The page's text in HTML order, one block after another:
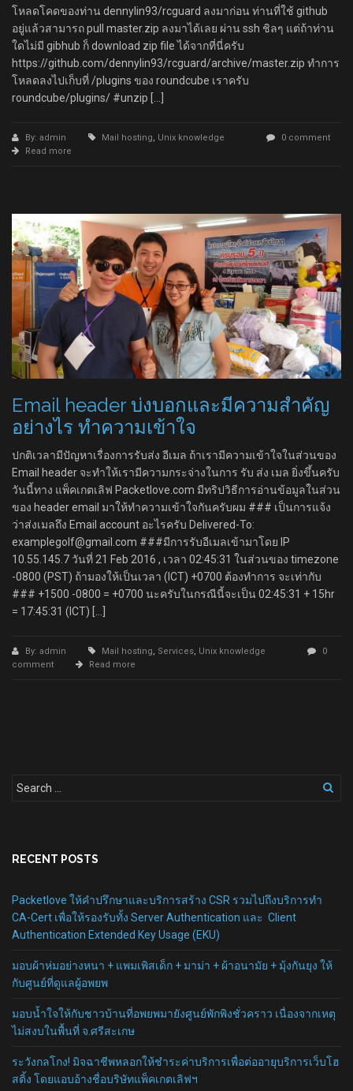
โหลดโคดของท่าน dennylin93/rcguard ลงมาก่อน ท่านที่ใช้ github
อยู่แล้วสามารถ pull master.zip ลงมาได้เลย ผ่าน ssh ชิลๆ แต่ถ้าท่าน
ใดไม่มี gibhub ก็ download zip file ได้จากที่นี่ครับ
https://github.com/dennylin93/rcguard/archive/master.zip ทำการ
โหลดลงไปเก็บที่ /plugins ของ roundcube เราครับ
roundcube/plugins/ #unzip […]
By: admin Mail hosting, Unix knowledge
0 comment
Read more
Email header บ่งบอกและมีความสำคัญ
อย่างไร ทำความเข้าใจ
ปกติเวลามีปัญหาเรื่องการรับส่ง อีเมล ถ้าเรามีความเข้าใจในส่วนของ
Email header จะทำให้เรามีความกระจ่างในการ รับ ส่ง เมล ยิ่งขึ้นครับ
วันนี้ทาง แพ็คเกตเลิฟ Packetlove.com มีทริปวิธีการอ่านข้อมูลในส่วน
ของ header email มาให้ทำความเข้าใจกันครับผม ### เป็นการแจ้ง
ว่าส่งเมลถึง Email account อะไรครับ Delivered-To:
examplegolf@gmail.com ###มีการรับอีเมลเข้ามาโดย IP
10.55.145.7 วันที่ 21 Feb 2016 , เวลา 02:45:31 ในส่วนของ timezone
-0800 (PST) ถ้ามองให้เป็นเวลา (ICT) +0700 ต้องทำการ จะเท่ากับ
### +1500 -0800 = +0700 นะครับในกรณีนี้จะเป็น 02:45:31 + 15hr
= 17:45:31 (ICT) […]
By: admin Mail hosting, Services, Unix knowledge
0
comment
Read more
RECENT POSTS
Packetlove ให้คำปรึกษาและบริการสร้าง CSR รวมไปถึงบริการทำ
CA-Cert เพื่อให้รองรับทั้ง Server Authentication และ Client
Authentication Extended Key Usage (EKU)
มอบผ้าห่มอย่างหนา + แพมเพิสเด็ก + มาม่า + ผ้าอนามัย + มุ้งกันยุง ให้
กับศูนย์ที่ดูแลผู้อพยพ
มอบน้ำใจให้กับชาวบ้านที่อพยพมายังศูนย์พักพิงชั่วคราว เนื่องจากเหตุ
ไม่สงบในพื้นที่ จ.ศรีสะเกษ
ระวังกลโกง! มิจฉาชีพหลอกให้ชำระค่าบริการเพื่อต่ออายุบริการเว็บโฮ
สติ้ง โดยแอบอ้างชื่อบริษัทแพ็คเกตเลิฟฯ